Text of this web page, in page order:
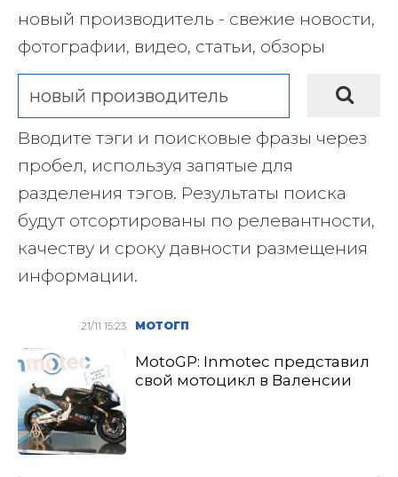
новый производитель - свежие новости,
фотографии, видео, статьи, обзоры
Вводите тэги и поисковые фразы через
пробел, используя запятые для
разделения тэгов. Результаты поиска
будут отсортированы по релевантности,
качеству и сроку давности размещения
информации.
21/11 15:23 МОТОГП
MotoGP: Inmotec представил
свой мотоцикл в Валенсии